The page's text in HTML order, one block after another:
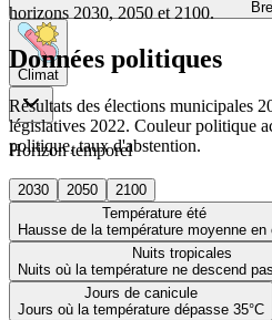
Climat
Horizon temporel
2030 2050
2100
Température été
Hausse de la température moyenne en
Nuits tropicales
Nuits où la température ne descend
Jours de canicule
Jours où la température dépasse 35°C
horizons 2030, 2050 et 2100.
Données politiques
Résultats des élections municipales
législatives 2022. Couleur politique
politique, taux d'abstention.